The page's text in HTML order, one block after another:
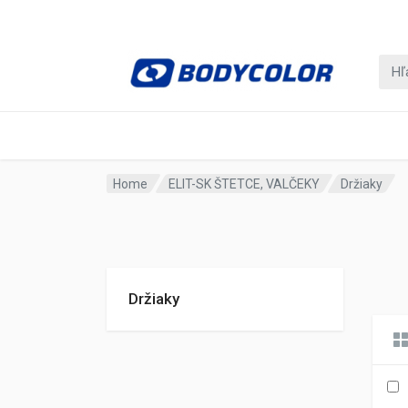
Home ELIT-SK ŠTETCE, VALČEKY Držiaky
Držiaky